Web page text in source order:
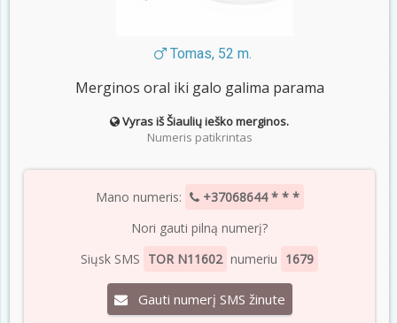
Tomas, 52 m.
Merginos oral iki galo galima parama
Vyras iš Šiaulių ieško merginos.
Numeris patikrintas
Mano numeris:
+37068644 * * *
Nori gauti pilną numerį?
Siųsk SMS TOR N11602 numeriu 1679
Gauti numerį SMS žinute